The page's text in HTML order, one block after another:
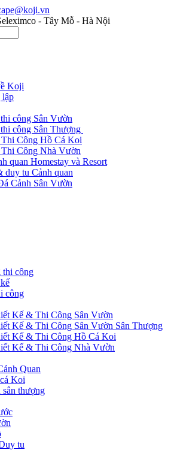
- Tây Mỗ - Hà Nội
Koji
lập
công Sân Vườn
công Sân Thượng
Công Hồ Cá Koi
Công Nhà Vườn
quan Homestay và Resort
duy tu Cảnh quan
Cảnh Sân Vườn
thi công
công
Kế & Thi Công Sân Vườn
Kế & Thi Công Sân Vườn Sân Thượng
Kế & Thi Công Hồ Cá Koi
Kế & Thi Công Nhà Vườn
Quan
Koi
thượng
tu